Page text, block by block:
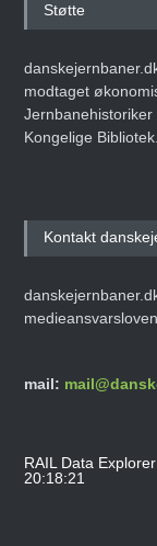
Støtte
modtaget
Kongelige Bibliotek.
Kontakt
mail:
RAIL Data
20:18:21